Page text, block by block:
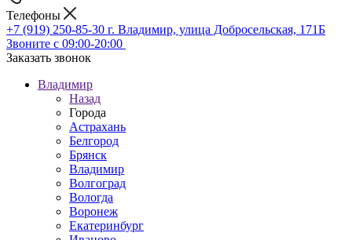
Телефоны
+7 (919) 250-85-30 г. Владимир, улица Добросельская, 171Б
Звоните с 09:00-20:00
Заказать звонок
Владимир
Назад
Города
Астрахань
Белгород
Брянск
Владимир
Волгоград
Вологда
Воронеж
Екатеринбург